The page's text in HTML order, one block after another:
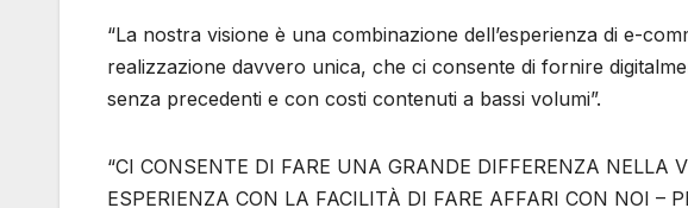
“La nostra visione è una combinazione dell’esperienza di e-
realizzazione davvero unica, che ci consente di fornire
senza precedenti e con costi contenuti a bassi volumi”.
“CI CONSENTE DI FARE UNA GRANDE DIFFERENZA NELLA
ESPERIENZA CON LA FACILITÀ DI FARE AFFARI CON NOI –